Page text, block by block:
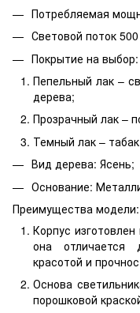
Потребляемая
Световой поток
Покрытие на выбор:
Пепельный лак –
дерева;
Прозрачный лак –
Темный лак –
Вид дерева: Ясень;
Основание:
Преимущества модели:
Корпус
она отличается
красотой и
Основа
порошковой